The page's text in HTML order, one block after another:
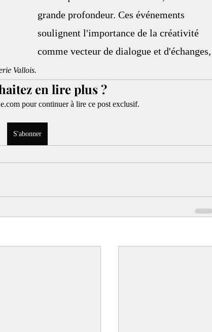
grande profondeur. Ces événements
soulignent l'importance de la créativité
comme vecteur de dialogue et d'échanges,
Vallois.
en lire plus ?
pour continuer à lire ce post exclusif.
S'abonner